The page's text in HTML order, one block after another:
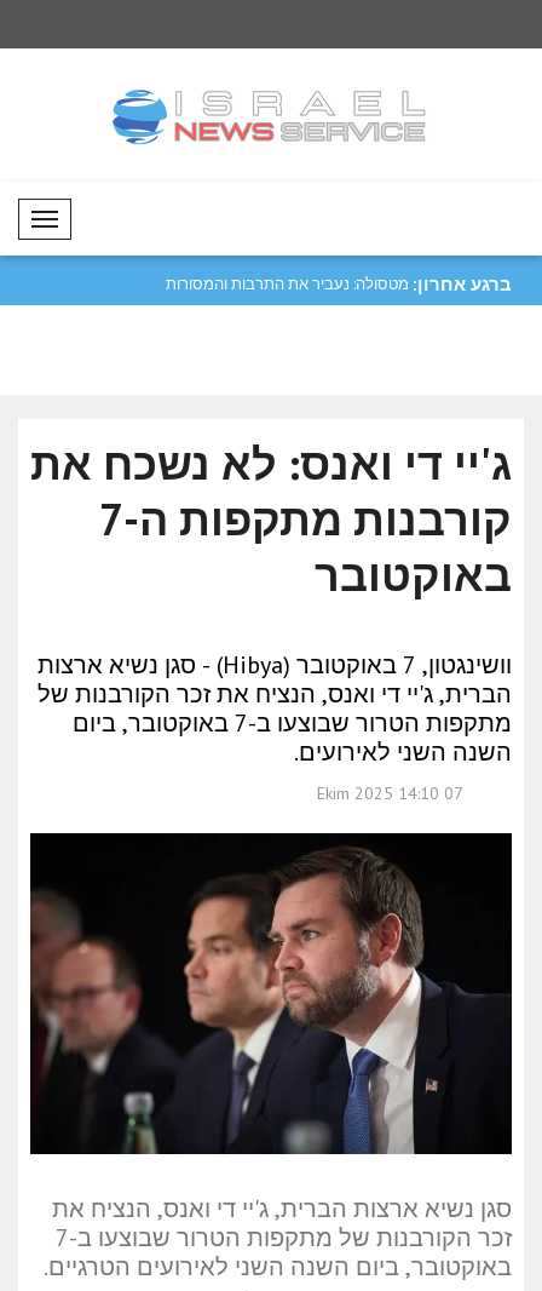
Mobil Menü
ברגע אחרון: מטסולה: נעביר את התרבות פלסטין גינתה את התקיפה נגד מכלית מעזה:
ג'יי די ואנס: לא נשכח את
קורבנות מתקפות ה-7
באוקטובר
וושינגטון, 7 באוקטובר (Hibya) - סגן נשיא ארצות
הברית, ג'יי די ואנס, הנציח את זכר הקורבנות של
מתקפות הטרור שבוצעו ב-7 באוקטובר, ביום
השנה השני לאירועים.
07 Ekim 2025 14:10
סגן נשיא ארצות הברית, ג'יי די ואנס, הנציח את
זכר הקורבנות של מתקפות הטרור שבוצעו ב-7
באוקטובר, ביום השנה השני לאירועים הטרגיים.